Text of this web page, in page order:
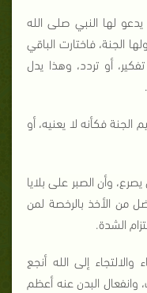
لها النبي صلى الله
الجنة، فاختارت الباقي
أو تردد، وهذا يدل
فكأنه لا يعنيه، أو
وأن الصبر على بلايا
من الأخذ بالرخصة لمن
الشدة.
إلى الله أنجع
وانفعال البدن عنه أعظم